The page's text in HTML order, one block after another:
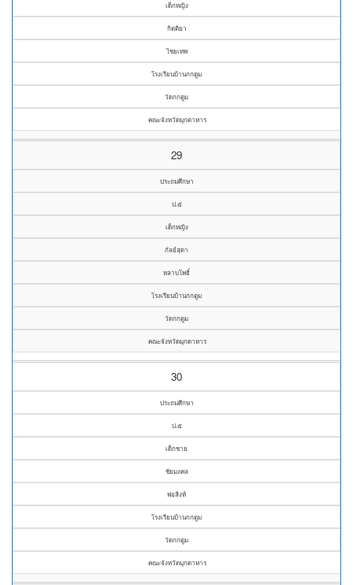
เด็กหญิง
กิตติยา
ไชยเทพ
โรงเรียนบ้านกกตูม
วัดกกตูม
คณะจังหวัดมุกดาหาร
29
ประถมศึกษา
ป.๕
เด็กหญิง
กัลย์สุดา
หลาบโพธิ์
โรงเรียนบ้านกกตูม
วัดกกตูม
คณะจังหวัดมุกดาหาร
30
ประถมศึกษา
ป.๕
เด็กชาย
ชัยมงคล
พ่อสิงห์
โรงเรียนบ้านกกตูม
วัดกกตูม
คณะจังหวัดมุกดาหาร